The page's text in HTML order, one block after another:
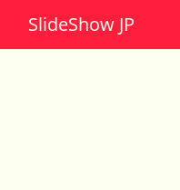
SlideShow JP